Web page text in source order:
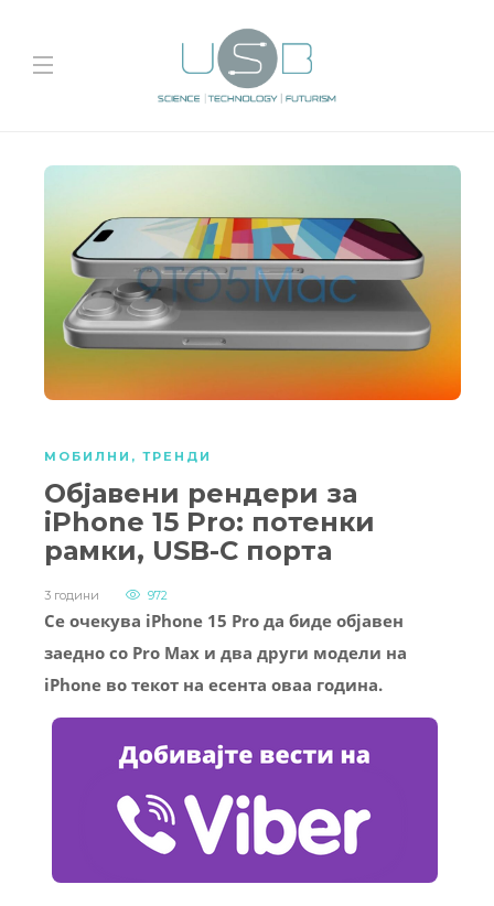
МОБИЛНИ , ТРЕНДИ
Објавени рендери за
iPhone 15 Pro: потенки
рамки, USB-C порта
3 години 972
Се очекува iPhone 15 Pro да биде објавен
заедно со Pro Max и два други модели на
iPhone во текот на есента оваа година.